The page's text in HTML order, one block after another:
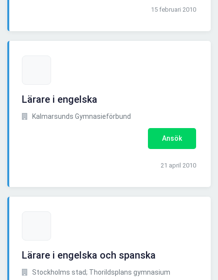
15 februari 2010
Lärare i engelska
Kalmarsunds Gymnasieförbund
Ansök
21 april 2010
Lärare i engelska och spanska
Stockholms stad; Thorildsplans gymnasium